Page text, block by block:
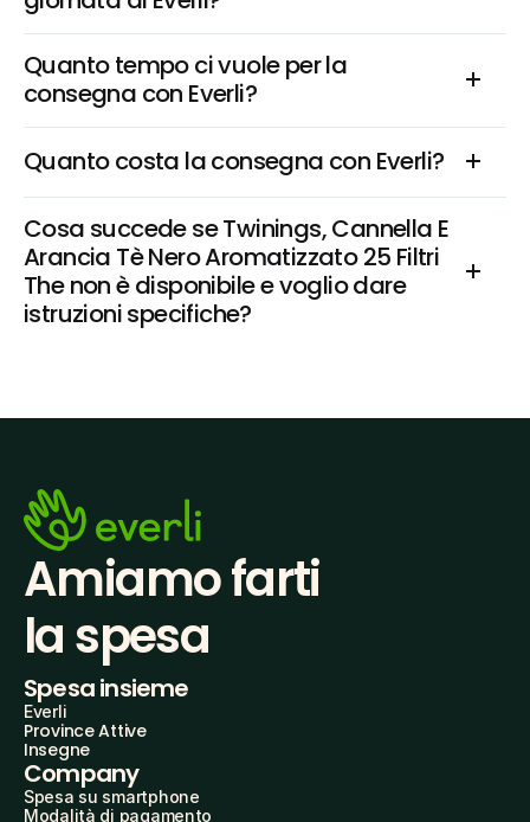
Quanto tempo ci vuole per la
consegna con Everli?
Quanto costa la consegna con Everli?
Cosa succede se Twinings, Cannella E
Arancia Tè Nero Aromatizzato 25 Filtri
The non è disponibile e voglio dare
istruzioni specifiche?
Amiamo farti
la spesa
Spesa insieme
Everli
Province Attive
Insegne
Company
Spesa su smartphone
Modalità di pagamento